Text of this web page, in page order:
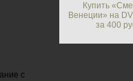
с
Купить
Венеции» на
за 400